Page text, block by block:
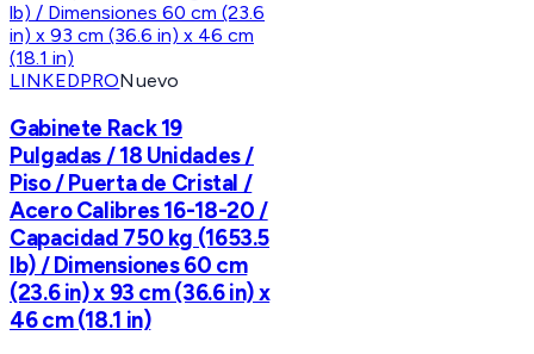
LINKEDPRONuevo
Gabinete Rack 19
Pulgadas / 18 Unidades /
Piso / Puerta de Cristal /
Acero Calibres 16-18-20 /
Capacidad 750 kg (1653.5
lb) / Dimensiones 60 cm
(23.6 in) x 93 cm (36.6 in) x
46 cm (18.1 in)